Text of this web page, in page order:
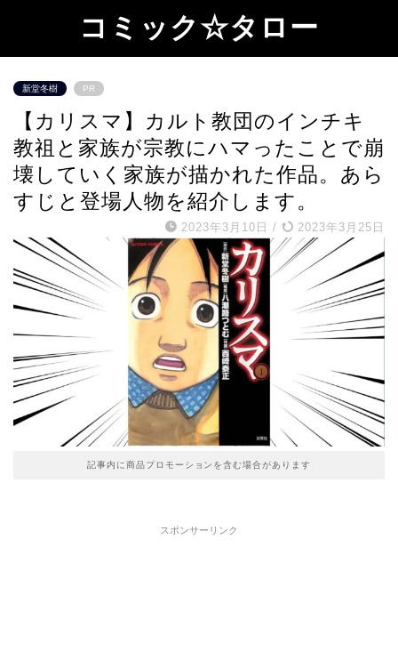
コミック☆タロー
新堂冬樹 PR
【カリスマ】カルト教団のインチキ
教祖と家族が宗教にハマったことで崩
壊していく家族が描かれた作品。あら
すじと登場人物を紹介します。
2023年3月10日 / 2023年3月25日
記事内に商品プロモーションを含む場合があります
スポンサーリンク